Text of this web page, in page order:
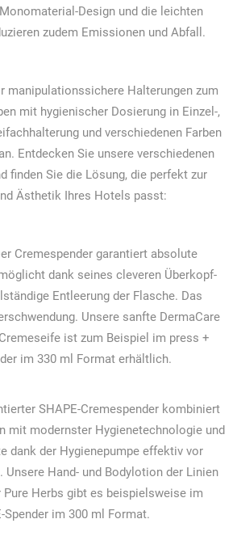
Design und die leichten
zudem Emissionen und Abfall.
manipulationssichere Halterungen zum
mit hygienischer Dosierung in Einzel-,
und verschiedenen Farben
Entdecken Sie unsere verschiedenen
finden Sie die Lösung, die perfekt zur
Ästhetik Ihres Hotels passt:
Cremespender garantiert absolute
dank seines cleveren Überkopf-
Entleerung der Flasche. Das
Unsere sanfte DermaCare
ist zum Beispiel im press +
im 330 ml Format erhältlich.
SHAPE-Cremespender kombiniert
mit modernster Hygienetechnologie und
dank der Hygienepumpe effektiv vor
Unsere Hand- und Bodylotion der Linien
Pure Herbs gibt es beispielsweise im
Spender im 300 ml Format.